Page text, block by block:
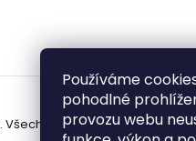
Používáme
pohodlné
provozu webu
. Všechna práva vyhrazena.